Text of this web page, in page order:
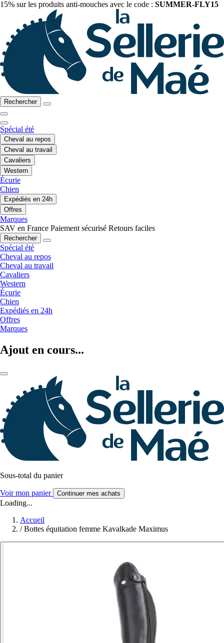
15% sur les produits anti-mouches avec le code : SUMMER-FLY15
Rechercher
Spécial été
Cheval au repos
Cheval au travail
Cavaliers
Western
Écurie
Chien
Expédiés en 24h
Offres
Marques
SAV en France Paiement sécurisé Retours faciles
Rechercher
Spécial été
Cheval au repos
Cheval au travail
Cavaliers
Western
Écurie
Chien
Expédiés en 24h
Offres
Marques
Ajout en cours...
Sous-total du panier
Voir mon panier Continuer mes achats
Loading...
Accueil
/ Bottes équitation femme Kavalkade Maximus